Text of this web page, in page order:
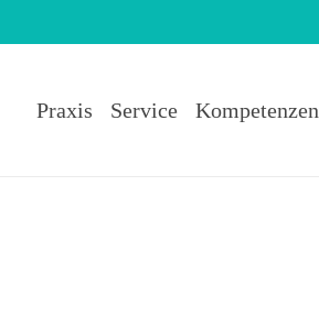
Praxis Service Kompetenzen